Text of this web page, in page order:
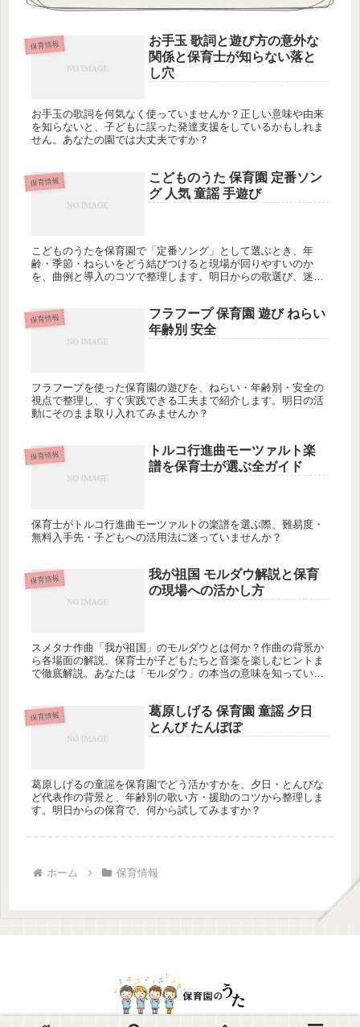
保育情報
お手玉 歌詞と遊び方の意外な
関係と保育士が知らない落と
し穴
お手玉の歌詞を何気なく使っていませんか？正しい意味や由来
を知らないと、子どもに誤った発達支援をしているかもしれま
せん。あなたの園では大丈夫ですか？
保育情報
こどものうた 保育園 定番ソン
グ 人気 童謡 手遊び
こどものうたを保育園で「定番ソング」として選ぶとき、年
齢・季節・ねらいをどう結びつけると現場が回りやすいのか
を、曲例と導入のコツで整理します。明日からの歌選び、迷い
保育情報
フラフープ 保育園 遊び ねらい
年齢別 安全
フラフープを使った保育園の遊びを、ねらい・年齢別・安全の
視点で整理し、すぐ実践できる工夫まで紹介します。明日の活
動にそのまま取り入れてみませんか？
保育情報
トルコ行進曲モーツァルト楽
譜を保育士が選ぶ全ガイド
保育士がトルコ行進曲モーツァルトの楽譜を選ぶ際、難易度・
無料入手先・子どもへの活用法に迷っていませんか？
保育情報
我が祖国 モルダウ解説と保育
の現場への活かし方
スメタナ作曲「我が祖国」のモルダウとは何か？作曲の背景か
ら各場面の解説、保育士が子どもたちと音楽を楽しむヒントま
で徹底解説。あなたは「モルダウ」の本当の意味を知っていま
保育情報
葛原しげる 保育園 童謡 夕日
とんび たんぽぽ
葛原しげるの童謡を保育園でどう活かすかを、夕日・とんびな
ど代表作の背景と、年齢別の歌い方・援助のコツから整理しま
す。明日からの保育で、何から試してみますか？
ホーム 保育情報